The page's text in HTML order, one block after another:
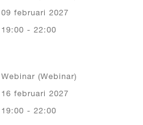
09 februari 2027
19:00 - 22:00
Webinar (Webinar)
16 februari 2027
19:00 - 22:00